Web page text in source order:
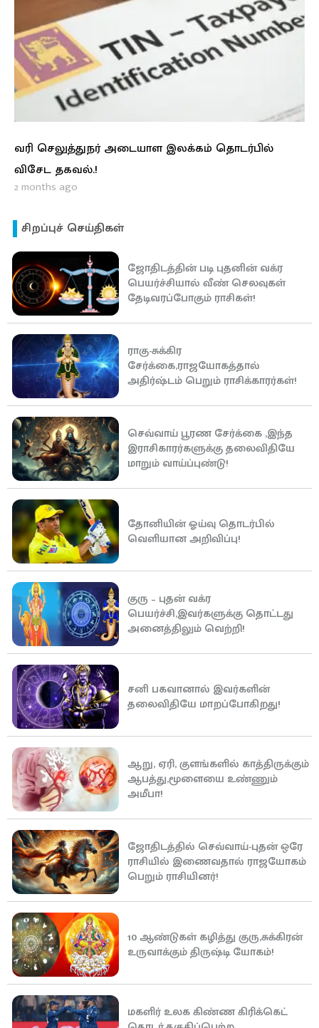
வரி செலுத்துநர் அடையாள இலக்கம் தொடர்பில்
விசேட தகவல்.!
2 months ago
சிறப்புச் செய்திகள்
ஜோதிடத்தின் படி புதனின் வக்ர
பெயர்ச்சியால் வீண் செலவுகள்
தேடிவரப்போகும் ராசிகள்!
ராகு-சுக்கிர
சேர்க்கை,ராஜயோகத்தால்
அதிர்ஷ்டம் பெறும் ராசிக்காரர்கள்!
செவ்வாய் பூரண சேர்க்கை ,இந்த
இராசிகாரர்களுக்கு தலைவிதியே
மாறும் வாய்ப்புண்டு!
தோனியின் ஓய்வு தொடர்பில்
வெளியான அறிவிப்பு!
குரு – புதன் வக்ர
பெயர்ச்சி,இவர்களுக்கு தொட்டது
அனைத்திலும் வெற்றி!
சனி பகவானால் இவர்களின்
தலைவிதியே மாறப்போகிறது!
ஆறு, ஏரி, குளங்களில் காத்திருக்கும்
ஆபத்து,மூளையை உண்ணும்
அமீபா!
ஜோதிடத்தில் செவ்வாய்-புதன் ஒரே
ராசியில் இணைவதால் ராஜயோகம்
பெறும் ராசியினர்!
10 ஆண்டுகள் கழித்து குரு,சுக்கிரன்
உருவாக்கும் திருஷ்டி யோகம்!
மகளிர் உலக கிண்ண கிரிக்கெட்